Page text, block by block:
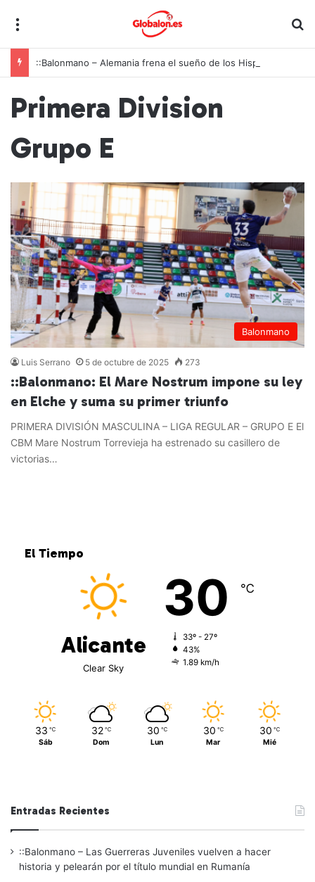
Primera Division
Grupo E
Balonmano
Luis Serrano 5 de octubre de 2025 273
::Balonmano: El Mare Nostrum impone su ley
en Elche y suma su primer triunfo
PRIMERA DIVISIÓN MASCULINA – LIGA REGULAR – GRUPO E El
CBM Mare Nostrum Torrevieja ha estrenado su casillero de
victorias…
El Tiempo
Alicante
Clear Sky
30 ℃
33º - 27º
43%
1.89 km/h
33 ℃
Sáb
32 ℃
Dom
30 ℃
Lun
30 ℃
Mar
30 ℃
Mié
Entradas Recientes
::Balonmano – Las Guerreras Juveniles vuelven a hacer
historia y pelearán por el título mundial en Rumanía